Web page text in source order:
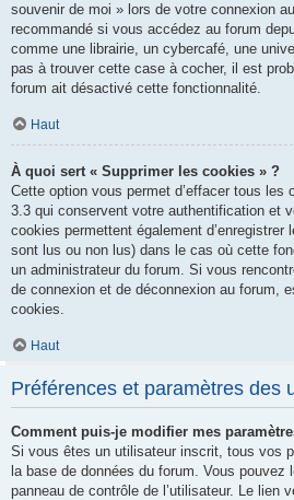
souvenir de moi » lors de votre connexion
recommandé si vous accédez au forum
comme une librairie, un cybercafé, une
pas à trouver cette case à cocher, il est
forum ait désactivé cette fonctionnalité.
Haut
À quoi sert « Supprimer les cookies » ?
Cette option vous permet d’effacer tous les
3.3 qui conservent votre authentification et
cookies permettent également d’enregistrer
sont lus ou non lus) dans le cas où cette
un administrateur du forum. Si vous
de connexion et de déconnexion au forum,
cookies.
Haut
Préférences et paramètres des
Comment puis-je modifier mes
Si vous êtes un utilisateur inscrit, tous vos
la base de données du forum. Vous pouvez
panneau de contrôle de l’utilisateur. Le lien